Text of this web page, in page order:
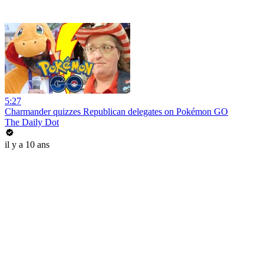
5:27
Charmander quizzes Republican delegates on Pokémon GO
The Daily Dot
il y a 10 ans